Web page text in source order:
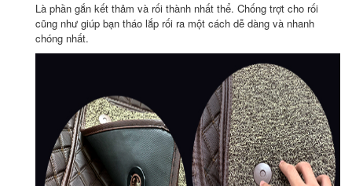
Là phần gắn kết thảm và rối thành nhất thể. Chống trợt cho rối
cũng như giúp bạn tháo lắp rối ra một cách dễ dàng và nhanh
chóng nhất.